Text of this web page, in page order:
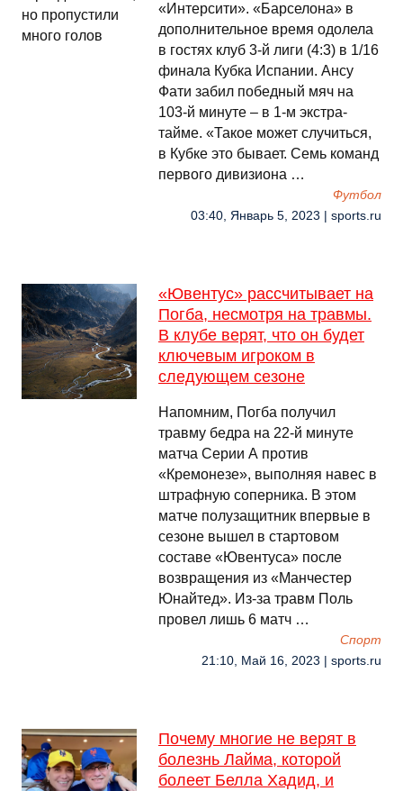
«Интерсити». «Барселона» в
дополнительное время одолела
в гостях клуб 3-й лиги (4:3) в 1/16
финала Кубка Испании. Ансу
Фати забил победный мяч на
103-й минуте – в 1-м экстра-
тайме. «Такое может случиться,
в Кубке это бывает. Семь команд
первого дивизиона …
Футбол
03:40, Январь 5, 2023 | sports.ru
«Ювентус» рассчитывает на
Погба, несмотря на травмы.
В клубе верят, что он будет
ключевым игроком в
следующем сезоне
Напомним, Погба получил
травму бедра на 22-й минуте
матча Серии А против
«Кремонезе», выполняя навес в
штрафную соперника. В этом
матче полузащитник впервые в
сезоне вышел в стартовом
составе «Ювентуса» после
возвращения из «Манчестер
Юнайтед». Из-за травм Поль
провел лишь 6 матч …
Спорт
21:10, Май 16, 2023 | sports.ru
Почему многие не верят в
болезнь Лайма, которой
болеет Белла Хадид, и